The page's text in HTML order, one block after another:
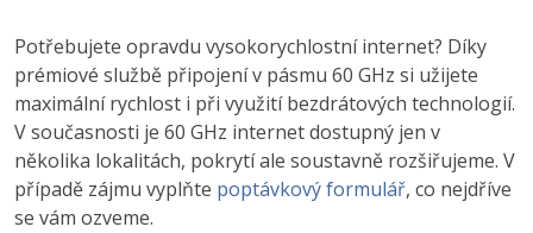
Potřebujete opravdu vysokorychlostní internet? Díky
prémiové službě připojení v pásmu 60 GHz si užijete
maximální rychlost i při využití bezdrátových technologií.
V současnosti je 60 GHz internet dostupný jen v
několika lokalitách, pokrytí ale soustavně rozšiřujeme. V
případě zájmu vyplňte poptávkový formulář, co nejdříve
se vám ozveme.